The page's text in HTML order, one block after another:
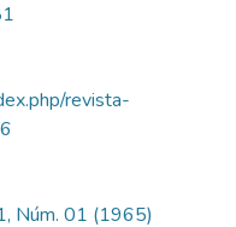
revista-
Núm. 01 (1965)